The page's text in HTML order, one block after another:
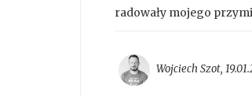
radowały mojego
Wojciech Szot,